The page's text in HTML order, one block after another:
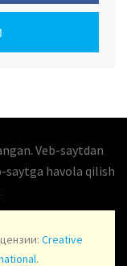
Veb-saytdan
havola qilish
Creative
.